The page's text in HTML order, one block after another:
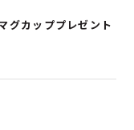
グカッププレゼント